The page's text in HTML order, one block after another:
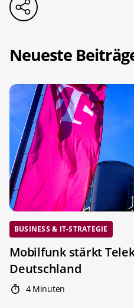
Neueste
BUSINESS & IT-STRATEGIE
Mobilfunk stärkt
Deutschland
4 Minuten